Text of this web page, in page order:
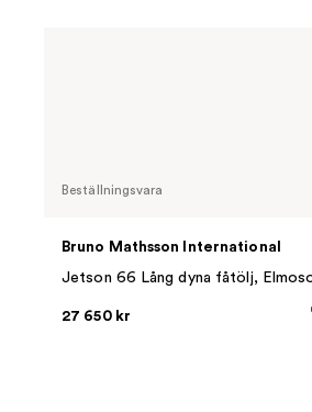
Beställningsvara
Bruno Mathsson International
27 650 kr